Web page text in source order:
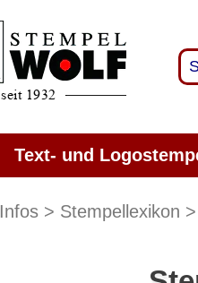
Text- und
Infos Stempellexikon